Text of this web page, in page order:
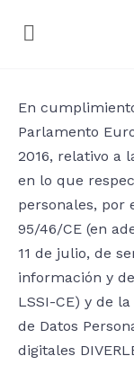
En
Parlamento
2016, relativo a
en lo que
personales, por
95/46/CE (en
11 de julio, de
información y
LSSI-CE) y de
de Datos
digitales